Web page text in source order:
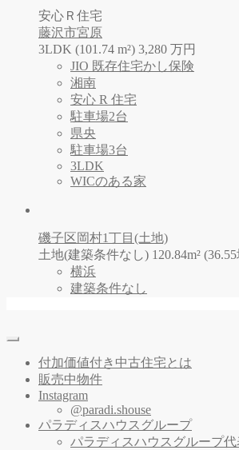
安心Ｒ住宅
藤沢市宮原
3LDK (101.74 m²) 3,280 万円
JIO 既存住宅かし保険
湘南
安心 R 住宅
駐車場2台
県央
駐車場3台
3LDK
WICのある家
磯子区岡村1丁目(土地)
土地(建築条件なし) 120.84m²
横浜
建築条件なし
付加価値付き中古住宅とは
販売中物件
Instagram
@paradi.shouse
パラディスハウスグループ
パラディスハウスグループ